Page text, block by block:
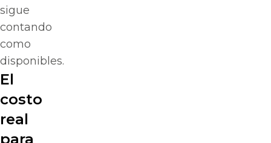
sigue
contando
como
disponibles.
El
costo
real
para